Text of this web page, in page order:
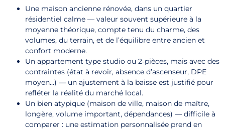
Une maison ancienne rénovée, dans un quartier
résidentiel calme — valeur souvent supérieure à la
moyenne théorique, compte tenu du charme, des
volumes, du terrain, et de l’équilibre entre ancien et
confort moderne.
Un appartement type studio ou 2‑pièces, mais avec des
contraintes (état à revoir, absence d’ascenseur, DPE
moyen…) — un ajustement à la baisse est justifié pour
refléter la réalité du marché local.
Un bien atypique (maison de ville, maison de maître,
longère, volume important, dépendances) — difficile à
comparer : une estimation personnalisée prend en